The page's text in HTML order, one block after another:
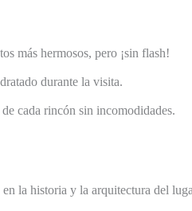
más hermosos, pero ¡sin flash!
durante la visita.
cada rincón sin incomodidades.
la historia y la arquitectura del